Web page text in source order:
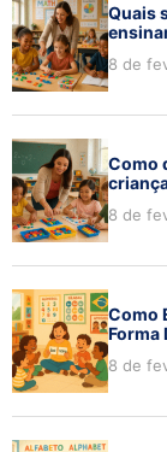
Quais
8 de
Como
8 de
Como
Forma
8 de